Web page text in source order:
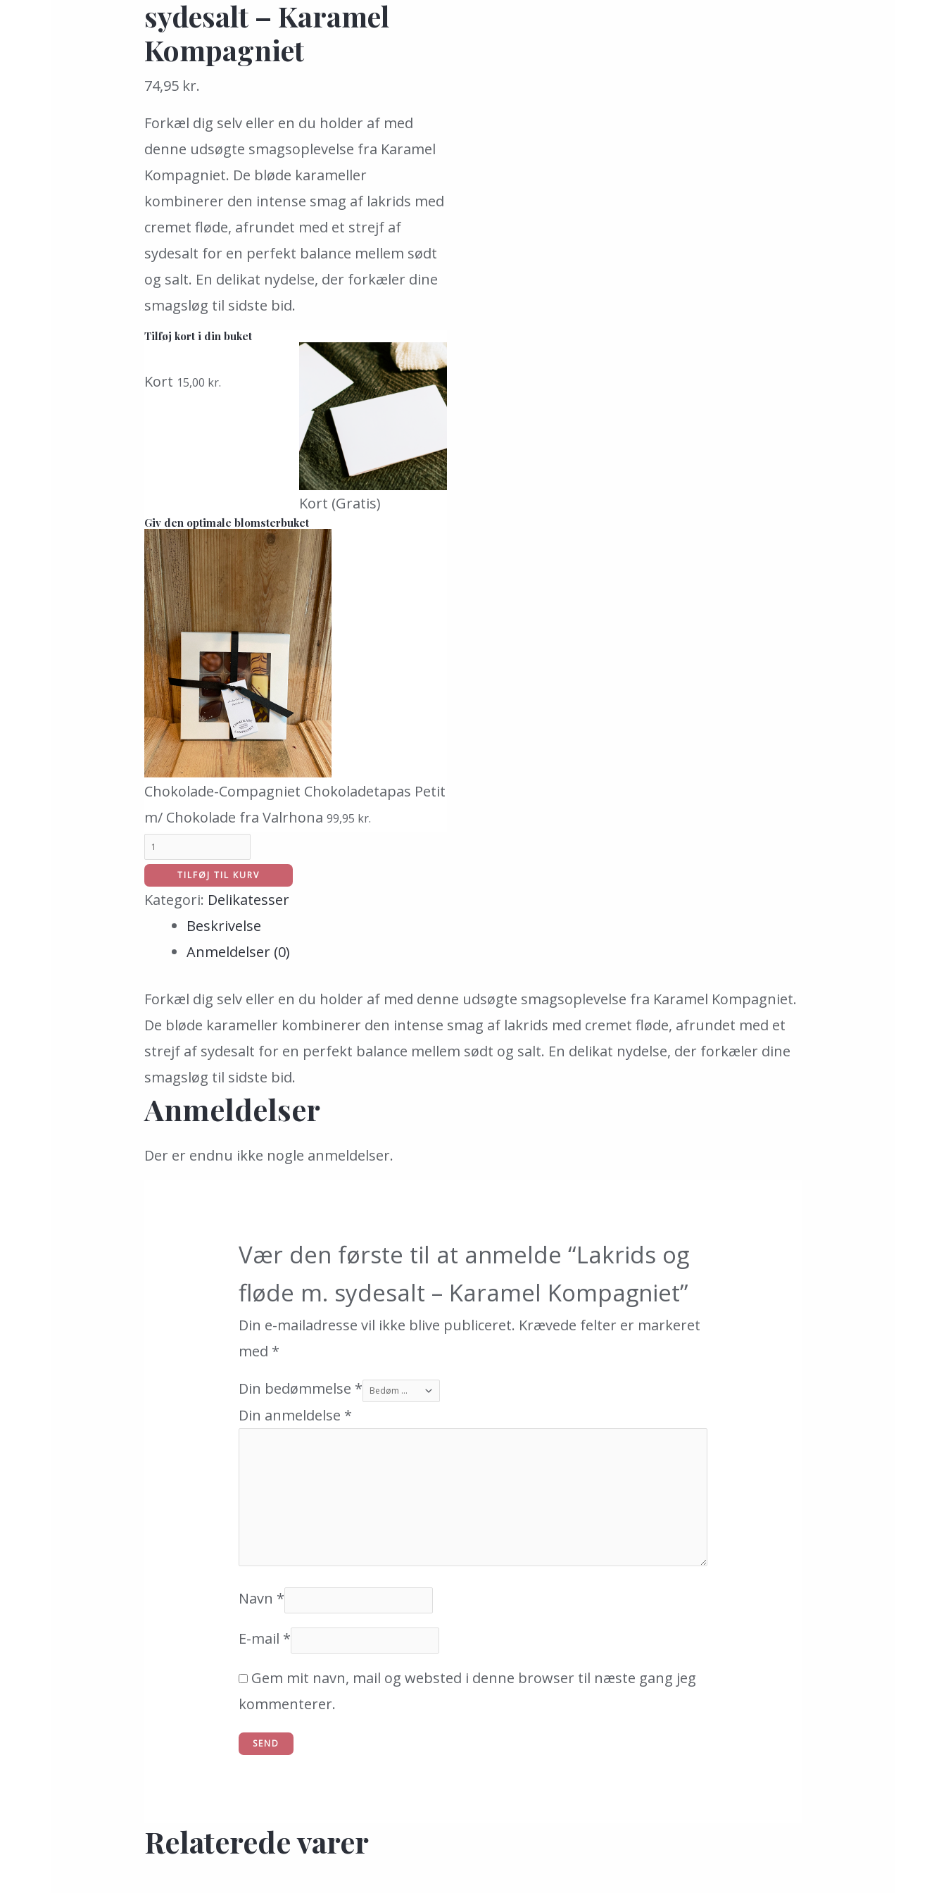
sydesalt – Karamel
Kompagniet
74,95 kr.
Forkæl dig selv eller en du holder af med
denne udsøgte smagsoplevelse fra Karamel
Kompagniet. De bløde karameller
kombinerer den intense smag af lakrids med
cremet fløde, afrundet med et strejf af
sydesalt for en perfekt balance mellem sødt
og salt. En delikat nydelse, der forkæler dine
smagsløg til sidste bid.
Tilføj kort i din buket
Kort 15,00 kr.
Kort (Gratis)
Giv den optimale blomsterbuket
Chokolade-Compagniet Chokoladetapas Petit
m/ Chokolade fra Valrhona 99,95 kr.
TILFØJ TIL KURV
Kategori: Delikatesser
Beskrivelse
Anmeldelser (0)
Forkæl dig selv eller en du holder af med denne udsøgte smagsoplevelse fra Karamel Kompagniet.
De bløde karameller kombinerer den intense smag af lakrids med cremet fløde, afrundet med et
strejf af sydesalt for en perfekt balance mellem sødt og salt. En delikat nydelse, der forkæler dine
smagsløg til sidste bid.
Anmeldelser
Der er endnu ikke nogle anmeldelser.
Vær den første til at anmelde “Lakrids og
fløde m. sydesalt – Karamel Kompagniet”
Din e-mailadresse vil ikke blive publiceret. Krævede felter er markeret
med *
Din bedømmelse *
Din anmeldelse *
Navn *
E-mail *
Gem mit navn, mail og websted i denne browser til næste gang jeg
kommenterer.
Relaterede varer